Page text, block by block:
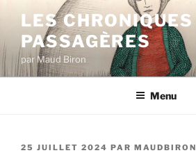
contenu
principal
LES CHRONIQUES
PASSAGÈRES
par Maud Biron
Menu
PUBLIÉ
25 JUILLET 2024 PAR MAUDBIRON